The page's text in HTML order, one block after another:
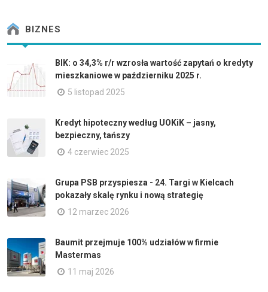
BIZNES
BIK: o 34,3% r/r wzrosła wartość zapytań o kredyty
mieszkaniowe w październiku 2025 r.
5 listopad 2025
Kredyt hipoteczny według UOKiK – jasny,
bezpieczny, tańszy
4 czerwiec 2025
Grupa PSB przyspiesza - 24. Targi w Kielcach
pokazały skalę rynku i nową strategię
12 marzec 2026
Baumit przejmuje 100% udziałów w firmie
Mastermas
11 maj 2026